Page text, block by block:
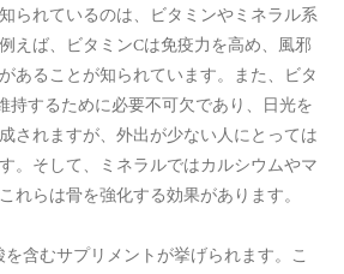
られているのは、ビタミンやミネラル系
えば、ビタミンCは免疫力を高め、風邪
あることが知られています。また、ビタ
持するために必要不可欠であり、日光を
されますが、外出が少ない人にとっては
。そして、ミネラルではカルシウムやマ
れらは骨を強化する効果があります。
含むサプリメントが挙げられます。こ